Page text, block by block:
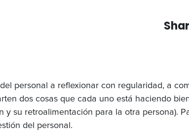
personal a reflexionar con regularidad, a
dos cosas que cada uno está haciendo
su retroalimentación para la otra persona).
del personal.